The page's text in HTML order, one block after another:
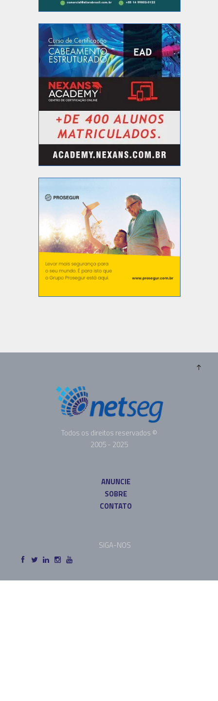
Todos os direitos reservados ©
2005 - 2025
ANUNCIE
SOBRE
CONTATO
SIGA-NOS